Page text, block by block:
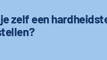
zelf een